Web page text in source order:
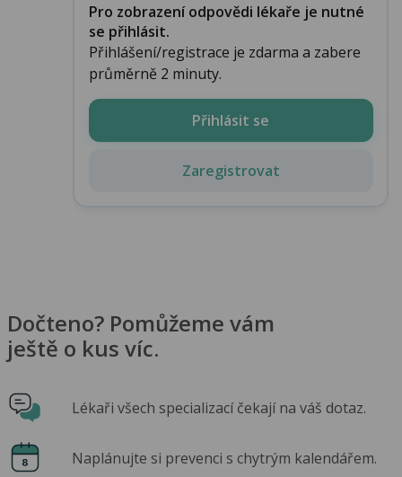
Pro zobrazení odpovědi lékaře je nutné
se přihlásit.
Přihlášení/registrace je zdarma a zabere
průměrně 2 minuty.
Přihlásit se
Zaregistrovat
Dočteno? Pomůžeme vám
ještě o kus víc.
Lékaři všech specializací čekají na váš dotaz.
Naplánujte si prevenci s chytrým kalendářem.